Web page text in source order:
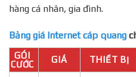
hàng cá nhân, gia đình.
Bảng giá Internet cáp quang
GÓI
CƯỚC
GIÁ THIẾT BỊ